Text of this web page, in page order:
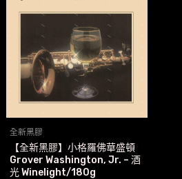
全新黑膠
【全新黑膠】小格羅佛華盛頓
Grover Washington, Jr. – 酒
光 Winelight/180g